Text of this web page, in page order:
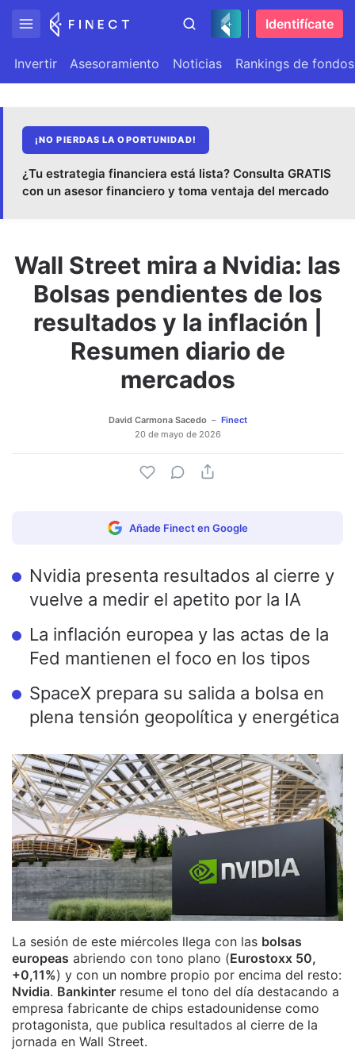
Identifícate
Invertir Asesoramiento Noticias Rankings de fondos
¡NO PIERDAS LA OPORTUNIDAD!
¿Tu estrategia financiera está lista? Consulta GRATIS
con un asesor financiero y toma ventaja del mercado
Wall Street mira a Nvidia: las
Bolsas pendientes de los
resultados y la inflación |
Resumen diario de
mercados
David Carmona Sacedo
Finect
20 de mayo de 2026
Añade Finect en Google
Nvidia presenta resultados al cierre y
vuelve a medir el apetito por la IA
La inflación europea y las actas de la
Fed mantienen el foco en los tipos
SpaceX prepara su salida a bolsa en
plena tensión geopolítica y energética
La sesión de este miércoles llega con las bolsas
europeas abriendo con tono plano (Eurostoxx 50,
+0,11%) y con un nombre propio por encima del resto:
Nvidia. Bankinter resume el tono del día destacando a
empresa fabricante de chips estadounidense como
protagonista, que publica resultados al cierre de la
jornada en Wall Street.